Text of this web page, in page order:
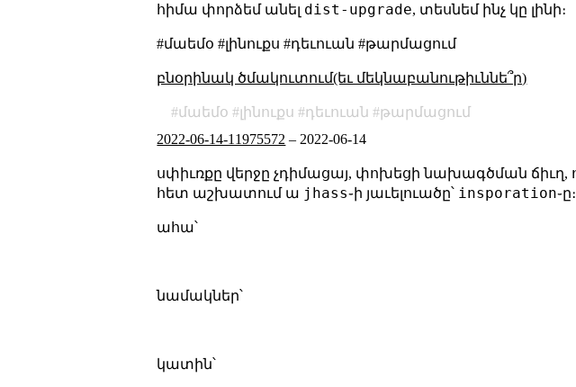
հիմա փորձեմ անել dist-upgrade, տեսնեմ ինչ կը լինի։
#մաեմօ #լինուքս #դեւուան #թարմացում
բնօրինակ ծմակուտում(եւ մեկնաբանութիւննե՞ր)
մաեմօ լինուքս դեւուան
թարմացում
2022-06-14-11975572 – 2022-06-14
սփիւռքը վերջը չդիմացայ, փոխեցի նախագծման ճիւղ,
հետ աշխատում ա jhass֊ի յաւելուածը՝ insporation֊ը։
ահա՝
նամակներ՝
կատին՝